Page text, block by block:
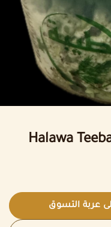
Halawa
عربة التسوق